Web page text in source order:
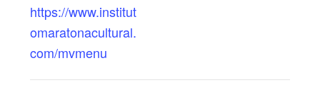
https://www.institut
omaratonacultural.
com/mvmenu